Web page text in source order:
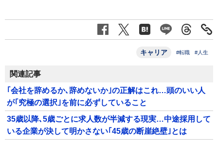
キャリア #転職 #人生
関連記事
｢会社を辞めるか､辞めないか｣の正解はこれ…頭のいい人
が｢究極の選択｣を前に必ずしていること
35歳以降､5歳ごとに求人数が半減する現実…中途採用して
いる企業が決して明かさない｢45歳の断崖絶壁｣とは